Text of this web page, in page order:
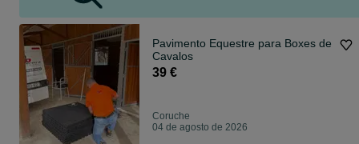
Pavimento Equestre para Boxes de
Cavalos
39 €
Coruche
04 de agosto de 2026